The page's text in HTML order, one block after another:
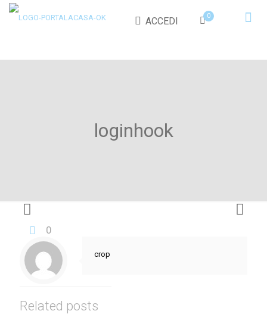
ACCEDI 0
loginhook
0
crop
Related posts